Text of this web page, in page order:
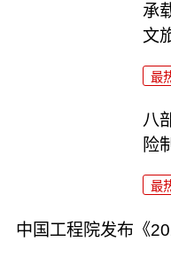
承
文
最
八
险
最
中国工程院发布《